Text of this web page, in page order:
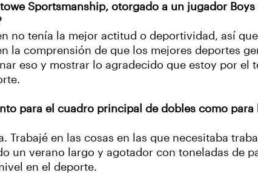
Sportsmanship, otorgado a un jugador
no tenía la mejor actitud o deportividad, así
la comprensión de que los mejores deportes
eso y mostrar lo agradecido que estoy por el
para el cuadro principal de dobles como
Trabajé en las cosas en las que necesitaba
un verano largo y agotador con toneladas de
en el deporte.